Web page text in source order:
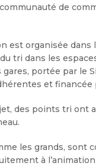
de
est organisée dans
tri dans les
portée par le
et financée
des points tri ont
les grands, sont
à